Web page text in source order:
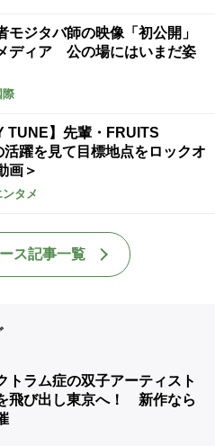
モジタバ師の映像「初公開」
ディア 公の場にはいまだ姿
際
TUNE】先輩・FRUITS
躍を見て目標地点をロックオ
画＞
ンタメ
ス記事一覧
トラム症の双子アーティスト
飛び出し東京へ！ 新作なら